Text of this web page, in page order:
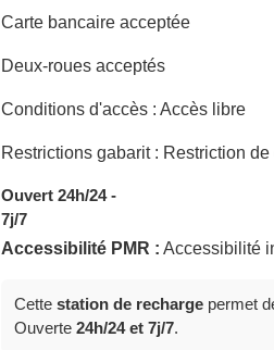
Carte bancaire acceptée
Deux-roues acceptés
Conditions d'accès : Accès libre
Restrictions gabarit : Restriction
Ouvert 24h/24 -
7j/7
Accessibilité PMR : Accessibilité
Cette station de recharge permet
Ouverte 24h/24 et 7j/7.